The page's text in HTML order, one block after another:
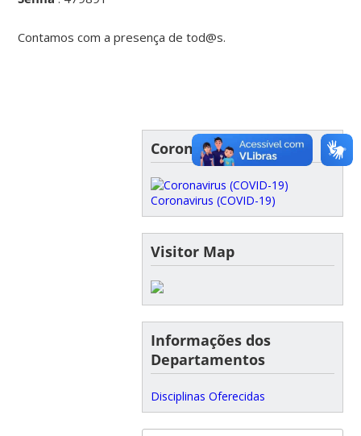
Contamos com a presença de tod@s.
Coronavírus (Covid-19)
Coronavirus (COVID-19)
Visitor Map
Informações dos
Departamentos
Disciplinas Oferecidas